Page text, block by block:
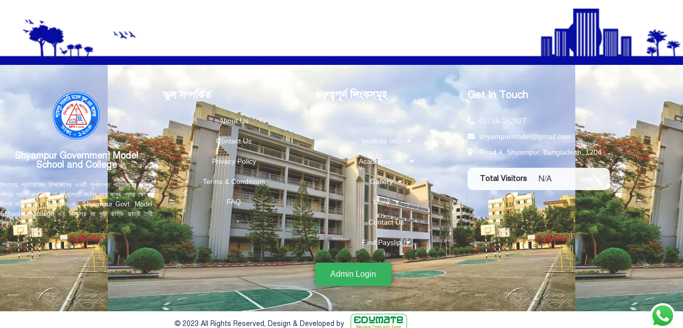
Shyampur Government Model
School and College
বিদ্যালয় প্রাতিষ্ঠানিক শিক্ষার্জনের একটি সুপ্রশস্ত পরিমন্ডল। জ্ঞানের
পবিত্র আলো জ্বালিয়ে যে বিদ্যালয়টি বহুদিন ধরে মানুষ গড়ার ক্ষেত্রে
বিশেষ অবদান রেখে যাচ্ছে তার নাম Shyampur Govt. Model
School & College এই বিদ্যালয় বহু কৃতি ছাত্র- ছাত্রী তৈরী
করেছে।
স্কুল সম্পর্কিত
About Us
Contact Us
Privacy Policy
Terms & Conditions
FAQ
গুরুত্বপূর্ন লিংকসমূহ
Home
Institute Info
Academic Info
Gallery
More
Contact Us
Find Payslip
Admin Login
Get In Touch
01716-162827
shyampurmodel@gmail.com
Road 4, Shyampur, Bangladesh, 1204
Total Visitors N/A
© 2023 All Rights Reserved, Design & Developed by